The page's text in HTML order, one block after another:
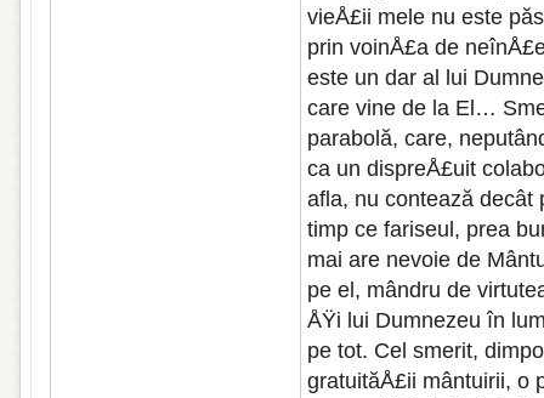
vieÅ£ii mele nu este
prin voinÅ£a de
este un dar al lui
care vine de la El…
parabolă, care,
ca un dispreÅ£uit
afla, nu contează decât
timp ce fariseul, prea
mai are nevoie de
pe el, mândru de
ÅŸi lui Dumnezeu în
pe tot. Cel smerit,
gratuităÅ£ii mântuirii, o